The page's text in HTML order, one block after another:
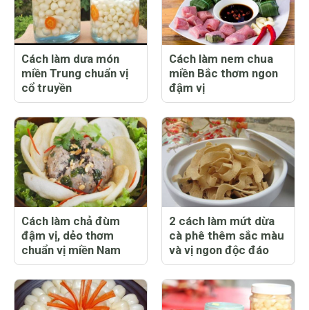
Cách làm dưa món
miền Trung chuẩn vị
cổ truyền
Cách làm nem chua
miền Bắc thơm ngon
đậm vị
Cách làm chả đùm
đậm vị, dẻo thơm
chuẩn vị miền Nam
2 cách làm mứt dừa
cà phê thêm sắc màu
và vị ngon độc đáo